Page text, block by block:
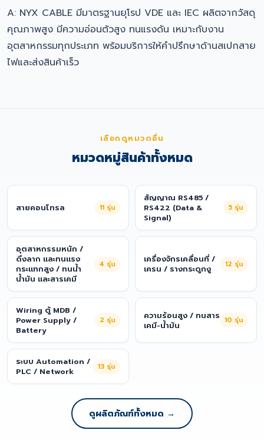
A: NYX CABLE มีมาตรฐานยุโรป VDE และ IEC ผลิตจากวัสดุ
คุณภาพสูง มีความอ่อนตัวสูง ทนแรงดัน เหมาะกับงาน
อุตสาหกรรมทุกประเภท พร้อมบริการให้คำปรึกษาด้านสเปกสาย
ไฟและส่งสินค้าเร็ว
เลือกดูหมวดอื่น
หมวดหมู่สินค้าทั้งหมด
สายคอนโทรล 11 รุ่น
สัญญาณ RS485 /
RS422 (Data &
Signal)
5 รุ่น
อุตสาหกรรมหนัก /
ดึงลาก และทนแรง
กระแทกสูง / ทนน้ำ
น้ำมัน และสารเคมี
4 รุ่น
เครื่องจักรเคลื่อนที่ /
เครน / รางกระดูกงู
12 รุ่น
Wiring ตู้ MDB /
Power Supply /
Battery
2 รุ่น
ความร้อนสูง / ทนสาร
เคมี-น้ำมัน
10 รุ่น
ระบบ Automation /
PLC / Network
13 รุ่น
ดูผลิตภัณฑ์ทั้งหมด →